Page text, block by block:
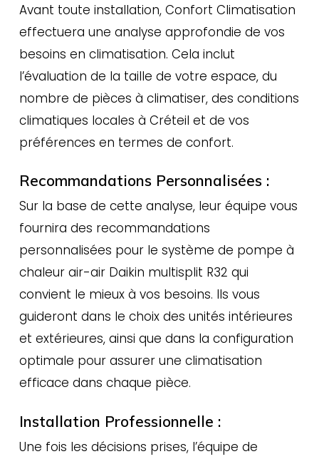
Avant toute installation, Confort Climatisation
effectuera une analyse approfondie de vos
besoins en climatisation. Cela inclut
l’évaluation de la taille de votre espace, du
nombre de pièces à climatiser, des conditions
climatiques locales à Créteil et de vos
préférences en termes de confort.
Recommandations Personnalisées :
Sur la base de cette analyse, leur équipe vous
fournira des recommandations
personnalisées pour le système de pompe à
chaleur air-air Daikin multisplit R32 qui
convient le mieux à vos besoins. Ils vous
guideront dans le choix des unités intérieures
et extérieures, ainsi que dans la configuration
optimale pour assurer une climatisation
efficace dans chaque pièce.
Installation Professionnelle :
Une fois les décisions prises, l’équipe de